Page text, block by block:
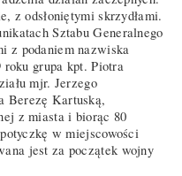
z odsłoniętymi skrzydłami.
Sztabu Generalnego
z podaniem nazwiska
grupa kpt. Piotra
mjr. Jerzego
Berezę Kartuską,
z miasta i biorąc 80
w miejscowości
jest za początek wojny